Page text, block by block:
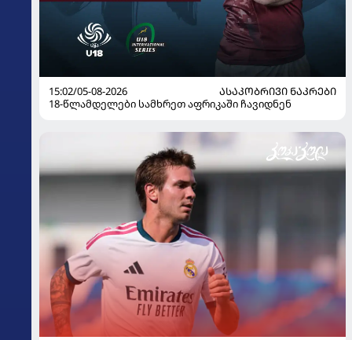
15:02/05-08-2026
ᲐᲡᲐᲙᲝᲑᲠᲘᲕᲘ ᲜᲐᲙᲠᲔᲑᲘ
18-წლამდელები სამხრეთ აფრიკაში ჩავიდნენ